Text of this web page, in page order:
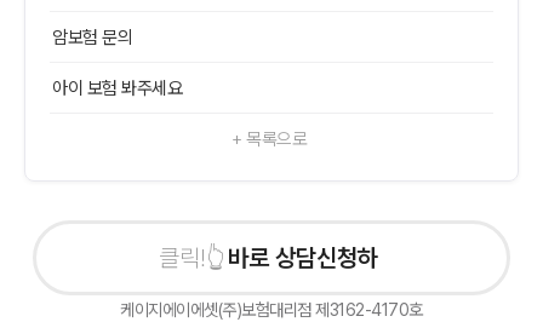
암보험 문의
아이 보험 봐주세요
+ 목록으로
바로 상담신청하기
케이지에이에셋(주)보험대리점 제3162-4170호